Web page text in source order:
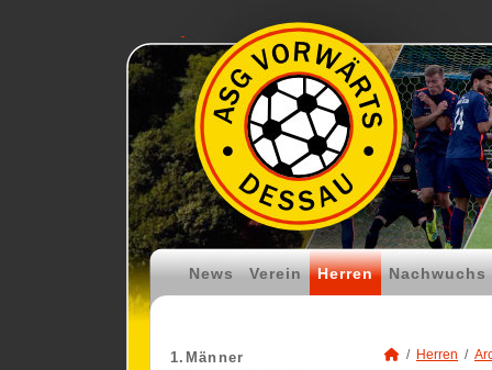
News Verein Herren Nachwuchs
1.Männer Herren